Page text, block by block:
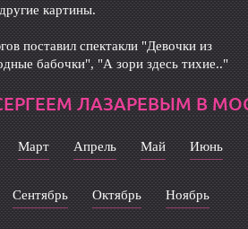
другие картины.
поставил спектакли "Девочки из
бабочки", "А зори здесь тихие.."
ЛАЗАРЕВЫМ В
Март Апрель Май Июнь
Сентябрь Октябрь Ноябрь